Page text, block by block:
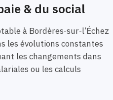
& du social
à Bordères-sur-l’Échez
les évolutions constantes
les changements dans
ou les calculs